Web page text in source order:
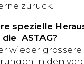
zurück.
spezielle
ASTAG?
wieder grössere
in den